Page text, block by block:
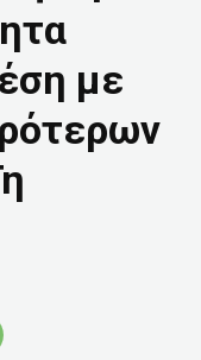
με